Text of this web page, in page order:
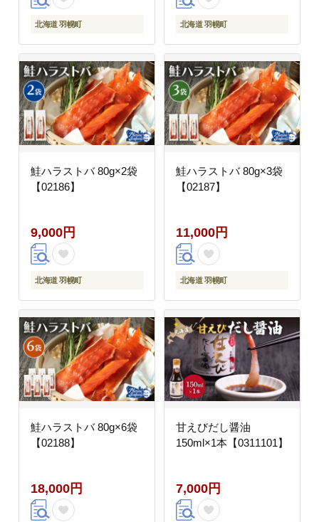
北海道 羽幌町 北海道 羽幌町
鮭ハラストバ 80g×2袋
【02186】
9,000円
北海道 羽幌町
鮭ハラストバ 80g×3袋
【02187】
11,000円
北海道 羽幌町
鮭ハラストバ 80g×6袋
【02188】
18,000円
甘えびだし醤油
150ml×1本【0311101】
7,000円